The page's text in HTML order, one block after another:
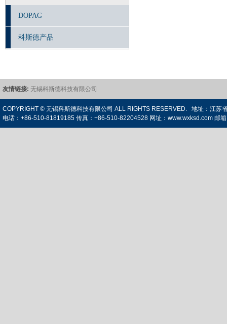
DOPAG
科斯德产品
友情链接: 无锡科斯德科技有限公司
COPYRIGHT © 无锡科斯德科技有限公司 ALL RIGHTS RESERVED. 地址：江苏
电话：+86-510-81819185 传真：+86-510-82204528 网址：www.wxksd.com 邮